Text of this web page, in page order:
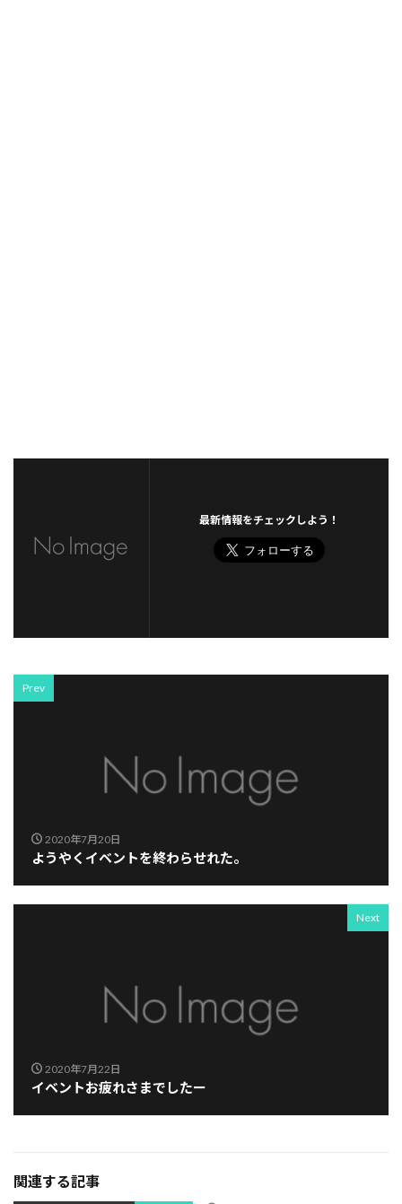
最新情報をチェックしよう！
Prev
2020年7月20日
ようやくイベントを終わらせれた。
Next
2020年7月22日
イベントお疲れさまでしたー
関連する記事